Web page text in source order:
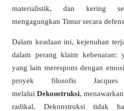
materialistik, dan kering
mengagungkan Timur secara
Dalam keadaan ini, kejenuhan
dalam perang klaim kebenaran:
yang lain merespons dengan
proyek filosofis Jacques
melalui Dekonstruksi,
radikal. Dekonstruksi tidak